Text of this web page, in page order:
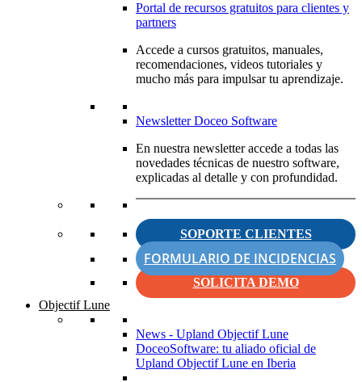
Portal de recursos gratuitos para clientes y
partners
Accede a cursos gratuitos, manuales,
recomendaciones, videos tutoriales y
mucho más para impulsar tu aprendizaje.
Newsletter Doceo Software
En nuestra newsletter accede a todas las
novedades técnicas de nuestro software,
explicadas al detalle y con profundidad.
SOPORTE CLIENTES
FORMULARIO DE INCIDENCIAS
SOLICITA DEMO
Objectif Lune
News - Upland Objectif Lune
DoceoSoftware: tu aliado oficial de
Upland Objectif Lune en Iberia